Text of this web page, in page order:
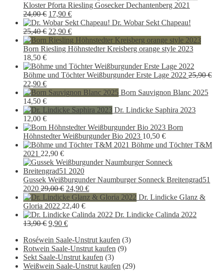
Kloster Pforta Riesling Gosecker Dechantenberg 2021
24,00€ Ursprünglicher
Preis
war:
24,00 €
17,90 €Aktueller
Preis
ist:
17,90 €.
Dr. Wobar Sekt Chapeau!
25,40€ Ursprünglicher
Preis
war:
22,90 €Aktueller
Preis
ist:
Born Riesling Höhnstedter Kreisberg orange style 2023
18,50 €
Böhme und Töchter Weißburgunder Erste Lage 2022 25,90€
Ursprünglicher
Preis
war:
25,90 €
22,90 €Aktueller
Preis
ist:
22,90 €.
Born Sauvignon Blanc 2025
14,50 €
Dr. Lindicke Saphira 2023
12,00 €
Born
Höhnstedter Weißburgunder Bio 2023 10,50 €
Böhme und Töchter T&M
2021 22,90 €
Gussek Weißburgunder Naumburger Sonneck Breitengrad51
2020 29,00€ Ursprünglicher
Preis
war:
29,00 €
24,90 €Aktueller
Preis
24,90 €.
Dr. Lindicke Glanz &
Gloria 2022 22,40 €
Dr. Lindicke Calinda 2022
13,90€ Ursprünglicher
war:
13,90 €
9,90 €Aktueller
ist:
9,90 €.
Roséwein Saale-Unstrut kaufen (3)
Rotwein Saale-Unstrut kaufen (9)
Sekt Saale-Unstrut kaufen (3)
Weißwein Saale-Unstrut kaufen (29)